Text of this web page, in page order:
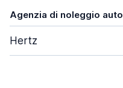
Agenzia di noleggio auto
Hertz